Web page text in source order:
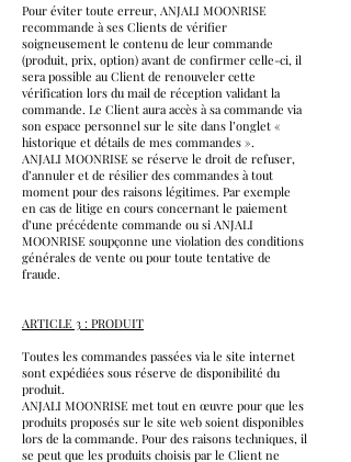
Pour éviter toute erreur, ANJALI MOONRISE
recommande à ses Clients de vérifier
soigneusement le contenu de leur commande
(produit, prix, option) avant de confirmer celle-ci, il
sera possible au Client de renouveler cette
vérification lors du mail de réception validant la
commande. Le Client aura accès à sa commande via
son espace personnel sur le site dans l’onglet «
historique et détails de mes commandes ».
ANJALI MOONRISE se réserve le droit de refuser,
d’annuler et de résilier des commandes à tout
moment pour des raisons légitimes. Par exemple
en cas de litige en cours concernant le paiement
d’une précédente commande ou si ANJALI
MOONRISE soupçonne une violation des conditions
générales de vente ou pour toute tentative de
fraude.
ARTICLE 3 : PRODUIT
Toutes les commandes passées via le site internet
sont expédiées sous réserve de disponibilité du
produit.
ANJALI MOONRISE met tout en œuvre pour que les
produits proposés sur le site web soient disponibles
lors de la commande. Pour des raisons techniques, il
se peut que les produits choisis par le Client ne